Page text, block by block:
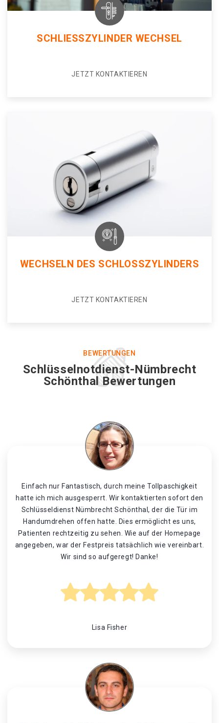
SCHLIESSZYLINDER WECHSEL
JETZT KONTAKTIEREN
WECHSELN DES SCHLOSSZYLINDERS
JETZT KONTAKTIEREN
BEWERTUNGEN
Schlüsselnotdienst-Nümbrecht
Schönthal Bewertungen
Einfach nur Fantastisch, durch meine Tollpaschigkeit
hatte ich mich ausgesperrt. Wir kontaktierten sofort den
Schlüsseldienst Nümbrecht Schönthal, der die Tür im
Handumdrehen offen hatte. Dies ermöglicht es uns,
Patienten rechtzeitig zu sehen. Wie auf der Homepage
angegeben, war der Festpreis tatsächlich wie vereinbart.
Wir sind so aufgeregt! Danke!
Lisa Fisher